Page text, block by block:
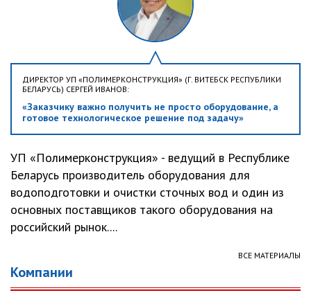
ДИРЕКТОР УП «ПОЛИМЕРКОНСТРУКЦИЯ» (Г. ВИТЕБСК РЕСПУБЛИКИ
БЕЛАРУСЬ) СЕРГЕЙ ИВАНОВ:
«Заказчику важно получить не просто оборудование, а
готовое технологическое решение под задачу»
УП «Полимерконструкция» - ведущий в Республике
Беларусь производитель оборудования для
водоподготовки и очистки сточных вод и один из
основных поставщиков такого оборудования на
российский рынок....
ВСЕ МАТЕРИАЛЫ
Компании